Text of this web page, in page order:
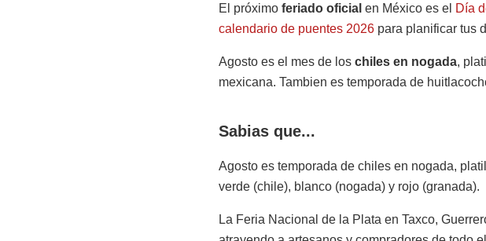
El próximo feriado oficial en México es el Día
calendario de puentes 2026 para planificar tus
Agosto es el mes de los chiles en nogada,
mexicana. Tambien es temporada de
Sabias que...
Agosto es temporada de chiles en nogada,
verde (chile), blanco (nogada) y rojo (granada).
La Feria Nacional de la Plata en Taxco,